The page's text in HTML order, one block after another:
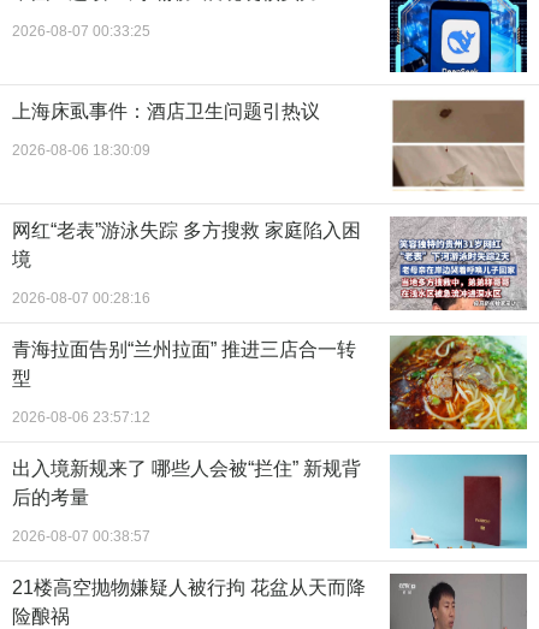
2026-08-07 00:33:25
上海床虱事件：酒店卫生问题引热议
2026-08-06 18:30:09
网红“老表”游泳失踪 多方搜救 家庭陷入困
境
2026-08-07 00:28:16
青海拉面告别“兰州拉面” 推进三店合一转
型
2026-08-06 23:57:12
出入境新规来了 哪些人会被“拦住” 新规背
后的考量
2026-08-07 00:38:57
21楼高空抛物嫌疑人被行拘 花盆从天而降
险酿祸